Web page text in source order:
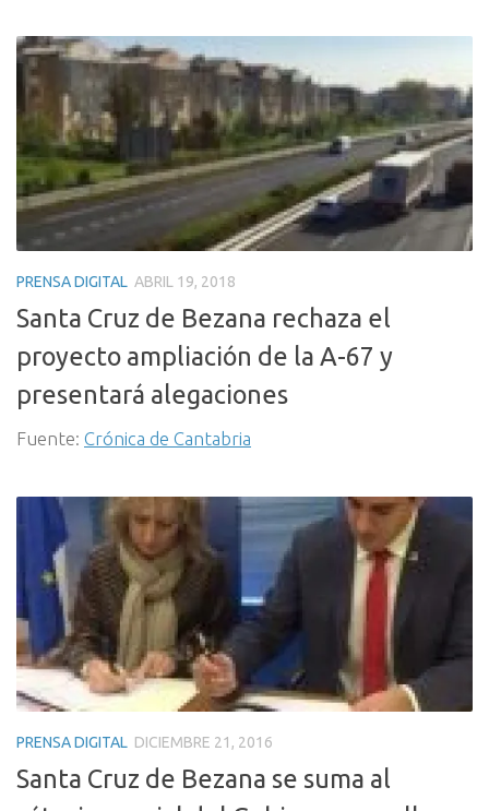
PRENSA DIGITAL ABRIL 19, 2018
Santa Cruz de Bezana rechaza el
proyecto ampliación de la A-67 y
presentará alegaciones
Fuente: Crónica de Cantabria
PRENSA DIGITAL DICIEMBRE 21, 2016
Santa Cruz de Bezana se suma al